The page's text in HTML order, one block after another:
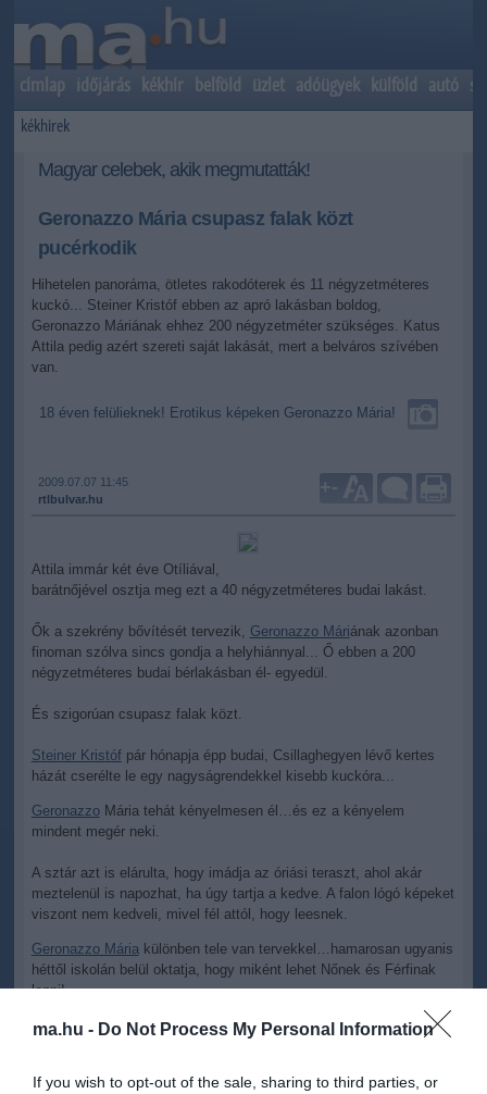
ma.hu - Do Not Process My Personal Information
If you wish to opt-out of the sale, sharing to third parties, or
címlap időjárás kékhír belföld üzlet adóügyek külföld autó
kékhírek
Magyar celebek, akik megmutatták!
Geronazzo Mária csupasz falak közt
pucérkodik
Hihetelen panoráma, ötletes rakodóterek és 11 négyzetméteres
kuckó... Steiner Kristóf ebben az apró lakásban boldog,
Geronazzo Máriának ehhez 200 négyzetméter szükséges. Katus
Attila pedig azért szereti saját lakását, mert a belváros szívében
van.
18 éven felülieknek! Erotikus képeken Geronazzo Mária!
2009.07.07 11:45
rtlbulvar.hu
+-
Attila immár két éve Otíliával,
barátnőjével osztja meg ezt a 40 négyzetméteres budai lakást.
Ők a szekrény bővítését tervezik, Geronazzo Máriának azonban
finoman szólva sincs gondja a helyhiánnyal... Ő ebben a 200
négyzetméteres budai bérlakásban él- egyedül.
És szigorúan csupasz falak közt.
Steiner Kristófpár hónapja épp budai, Csillaghegyen lévő kertes
házát cserélte le egy nagyságrendekkel kisebb kuckóra...
GeronazzoMária tehát kényelmesen él…és ez a kényelem
mindent megér neki.
A sztár azt is elárulta, hogy imádja az óriási teraszt, ahol akár
meztelenül is napozhat, ha úgy tartja a kedve. A falon lógó képeket
viszont nem kedveli, mivel fél attól, hogy leesnek.
Geronazzo Máriakülönben tele van tervekkel…hamarosan ugyanis
héttől iskolán belül oktatja, hogy miként lehet Nőnek és Férfinak
lenni!
Az egyhetes kurzus 160 ezer forintjába kerül a vállalkozó szellemű
ember távozik a kezei alól, ez meglehetősen kedvező ár.